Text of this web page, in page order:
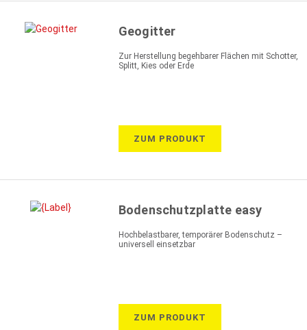
Geogitter
Zur Herstellung begehbarer Flächen mit Schotter,
Splitt, Kies oder Erde
ZUM PRODUKT
Bodenschutzplatte easy
Hochbelastbarer, temporärer Bodenschutz –
universell einsetzbar
ZUM PRODUKT